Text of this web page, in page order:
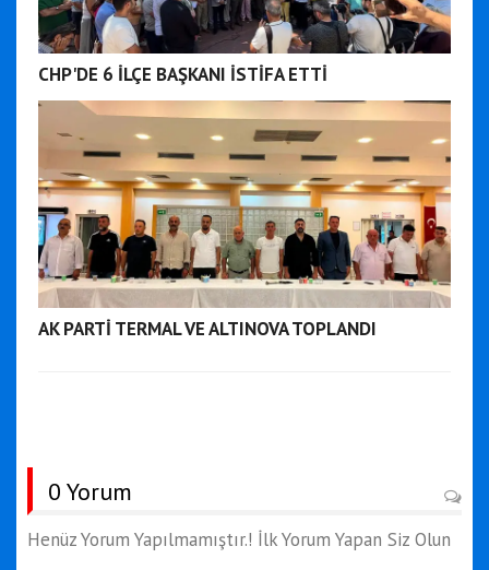
CHP'DE 6 İLÇE BAŞKANI İSTİFA ETTİ
AK PARTİ TERMAL VE ALTINOVA TOPLANDI
0 Yorum
Henüz Yorum Yapılmamıştır.! İlk Yorum Yapan Siz Olun